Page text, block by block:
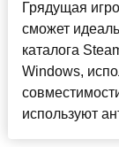
Грядущая
сможет
каталога
Windows,
используют